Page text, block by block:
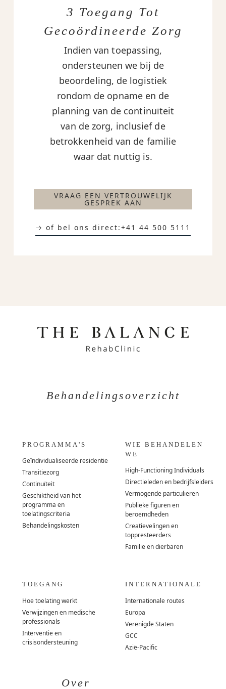
3 Toegang Tot
Gecoördineerde Zorg
Indien van toepassing,
ondersteunen we bij de
beoordeling, de logistiek
rondom de opname en de
planning van de continuïteit
van de zorg, inclusief de
betrokkenheid van de familie
waar dat nuttig is.
VRAAG EEN VERTROUWELIJK
GESPREK AAN
→ of bel ons direct:+41 44 500 5111
Behandelingsoverzicht
PROGRAMMA'S
Geïndividualiseerde residentie
Transitiezorg
Continuïteit
Geschiktheid van het
programma en
toelatingscriteria
Behandelingskosten
WIE BEHANDELEN
WE
High-Functioning Individuals
Directieleden en bedrijfsleiders
Vermogende particulieren
Publieke figuren en
beroemdheden
Creatievelingen en
toppresteerders
Familie en dierbaren
TOEGANG
Hoe toelating werkt
Verwijzingen en medische
professionals
Interventie en
crisisondersteuning
INTERNATIONALE
Internationale routes
Europa
Verenigde Staten
GCC
Azië-Pacific
Over